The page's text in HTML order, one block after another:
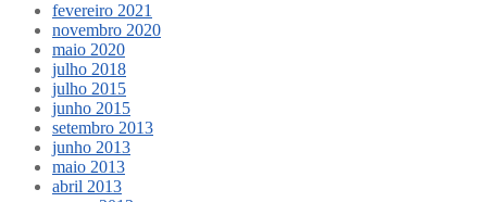
fevereiro 2021
novembro 2020
maio 2020
julho 2018
julho 2015
junho 2015
setembro 2013
junho 2013
maio 2013
abril 2013